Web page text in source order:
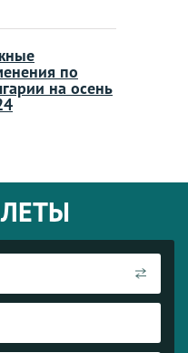
по
на осень